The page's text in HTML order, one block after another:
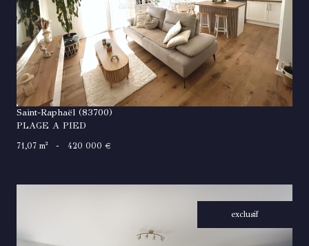
VOIR LE BIEN
Saint-Raphaël (83700)
PLAGE A PIED
71,07 m² - 420 000 €
exclusif